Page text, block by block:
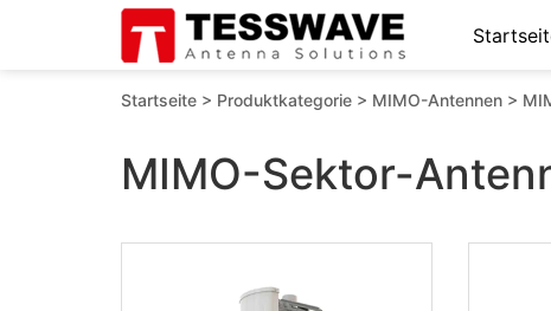
Startseite > Produktkategorie > MIMO-Antennen >
MIMO-Sektor-